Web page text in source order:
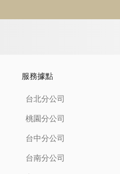
服務據點
台北分公司
桃園分公司
台中分公司
台南分公司